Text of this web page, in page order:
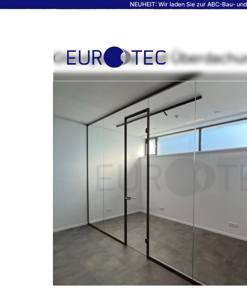
NEUHEIT: Wir laden Sie zur ABC-Bau-
Glassysteme und